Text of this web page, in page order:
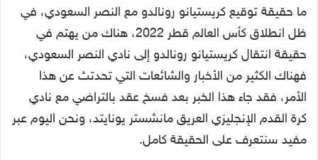
ما حقيقة توقيع كريستيانو رونالدو مع النصر السعودي، في
ظل انطلاق كأس العالم قطر 2022، هناك من يهتم في
حقيقة انتقال كريستيانو رونالدو إلى نادي النصر السعودي،
فهناك الكثير من الأخبار والشائعات التي تحدتث عن هذا
الأمر، فقد جاء هذا الخبر بعد فسخ عقد بالتراضي مع نادي
كرة القدم الإنجليزي العريق مانشستر يونايتد، ونحن اليوم عبر
مفيد سنتعرف على الحقيقة كامل.